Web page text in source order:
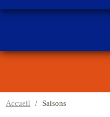
Accueil Saisons